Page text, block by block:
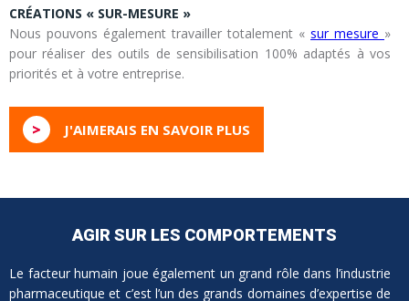
CRÉATIONS « SUR-MESURE »
Nous pouvons également travailler totalement « sur mesure »
pour réaliser des outils de sensibilisation 100% adaptés à vos
priorités et à votre entreprise.
> J'AIMERAIS EN SAVOIR PLUS
AGIR SUR LES COMPORTEMENTS
Le facteur humain joue également un grand rôle dans l’industrie
pharmaceutique et c’est l’un des grands domaines d’expertise de